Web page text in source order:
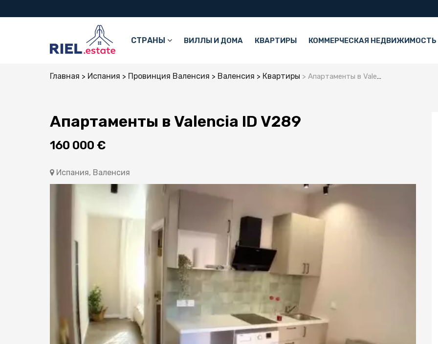
СТРАНЫ ВИЛЛЫ И ДОМА КВАРТИРЫ КОММЕРЧЕСКАЯ НЕДВИЖИМОСТЬ
Главная Испания Провинция Валенсия Валенсия Квартиры Апартаменты в Valencia ID V289
Апартаменты в Valencia ID V289
160 000 €
Испания, Валенсия